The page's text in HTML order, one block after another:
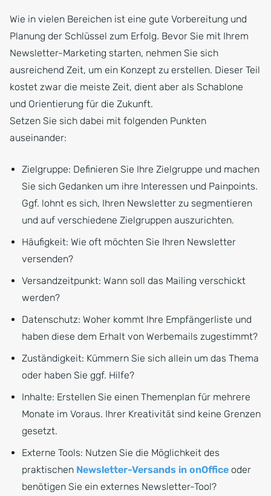
Wie in vielen Bereichen ist eine gute Vorbereitung und
Planung der Schlüssel zum Erfolg. Bevor Sie mit Ihrem
Newsletter-Marketing starten, nehmen Sie sich
ausreichend Zeit, um ein Konzept zu erstellen. Dieser Teil
kostet zwar die meiste Zeit, dient aber als Schablone
und Orientierung für die Zukunft.
Setzen Sie sich dabei mit folgenden Punkten
auseinander:
Zielgruppe: Definieren Sie Ihre Zielgruppe und machen
Sie sich Gedanken um ihre Interessen und Painpoints.
Ggf. lohnt es sich, Ihren Newsletter zu segmentieren
und auf verschiedene Zielgruppen auszurichten.
Häufigkeit: Wie oft möchten Sie Ihren Newsletter
versenden?
Versandzeitpunkt: Wann soll das Mailing verschickt
werden?
Datenschutz: Woher kommt Ihre Empfängerliste und
haben diese dem Erhalt von Werbemails zugestimmt?
Zuständigkeit: Kümmern Sie sich allein um das Thema
oder haben Sie ggf. Hilfe?
Inhalte: Erstellen Sie einen Themenplan für mehrere
Monate im Voraus. Ihrer Kreativität sind keine Grenzen
gesetzt.
Externe Tools: Nutzen Sie die Möglichkeit des
praktischen Newsletter-Versands in onOffice oder
benötigen Sie ein externes Newsletter-Tool?